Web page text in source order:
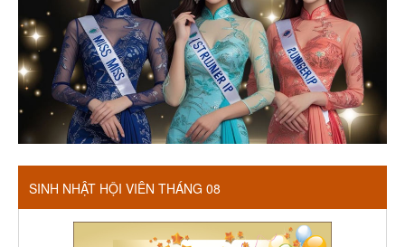
SINH NHẬT HỘI VIÊN THÁNG 08